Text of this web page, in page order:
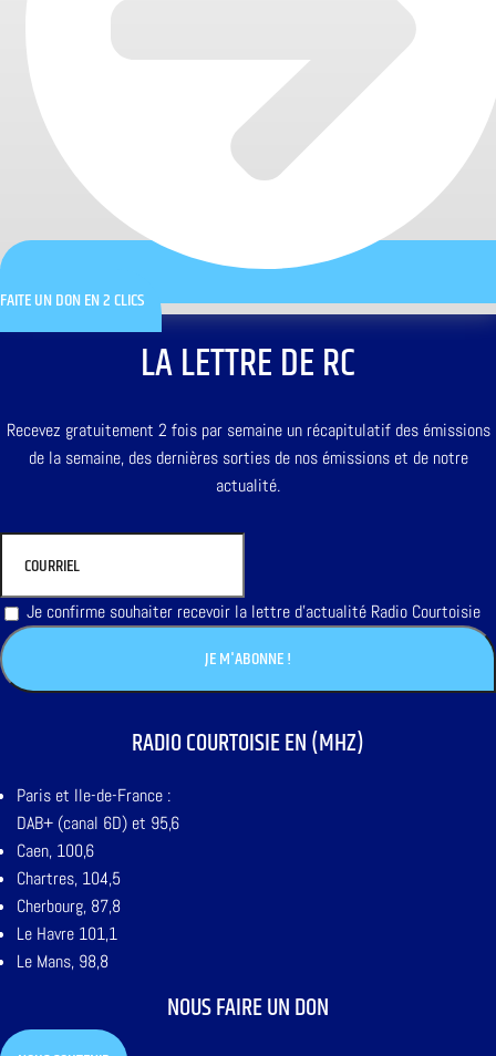
FAITE UN DON EN 2 CLICS
LA LETTRE DE RC
Recevez gratuitement 2 fois par semaine un récapitulatif des émissions
de la semaine, des dernières sorties de nos émissions et de notre
actualité.
Je confirme souhaiter recevoir la lettre d'actualité Radio Courtoisie
RADIO COURTOISIE EN (MHZ)
Paris et Ile-de-France :
DAB+ (canal 6D) et 95,6
Caen, 100,6
Chartres, 104,5
Cherbourg, 87,8
Le Havre 101,1
Le Mans, 98,8
NOUS FAIRE UN DON